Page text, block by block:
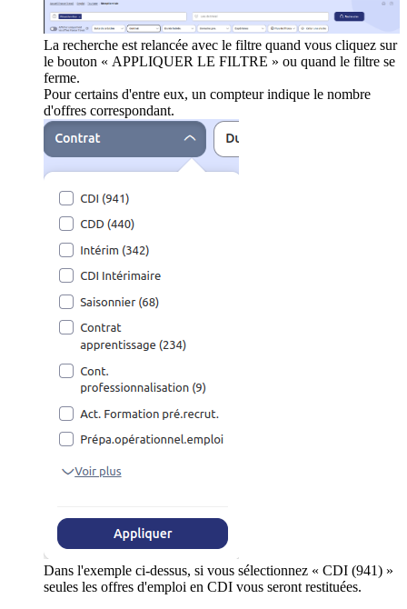
La recherche est relancée avec le filtre quand vous cliquez sur
le bouton « APPLIQUER LE FILTRE » ou quand le filtre se
ferme.
Pour certains d'entre eux, un compteur indique le nombre
d'offres correspondant.
Dans l'exemple ci-dessus, si vous sélectionnez « CDI (941) »
seules les offres d'emploi en CDI vous seront restituées.